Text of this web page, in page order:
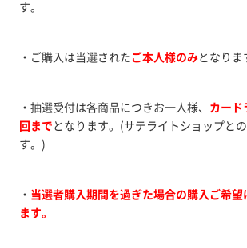
す。
・ご購入は当選されたご本人様のみとなりま
・抽選受付は各商品につきお一人様、 カード
回までとなります。(サテライトショップと
す。)
・ 当選者購入期間を過ぎた場合の購入ご希
ます。